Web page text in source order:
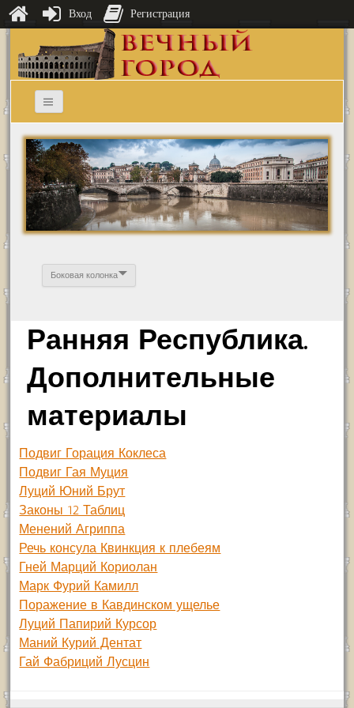
Боковая колонка
Ранняя Республика.
Дополнительные
материалы
Подвиг Горация Коклеса
Подвиг Гая Муция
Луций Юний Брут
Законы 12 Таблиц
Менений Агриппа
Речь консула Квинкция к плебеям
Гней Марций Кориолан
Марк Фурий Камилл
Поражение в Кавдинском ущелье
Луций Папирий Курсор
Маний Курий Дентат
Гай Фабриций Лусцин
Вход Регистрация